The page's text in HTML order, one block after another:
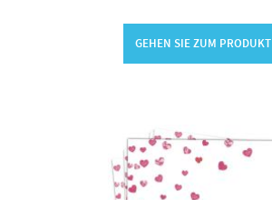
GEHEN SIE ZUM PRODUKT